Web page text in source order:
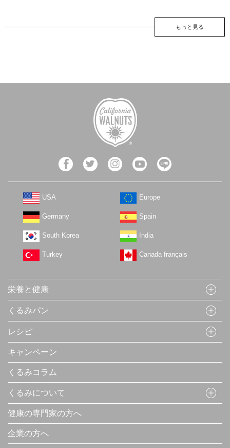
もっと見る
USA Europe
Germany Spain
South Korea India
Turkey Canada français
栄養と健康
くるみパン
レシピ
キャンペーン
くるみコラム
くるみについて
健康の専門家の方へ
企業の方へ